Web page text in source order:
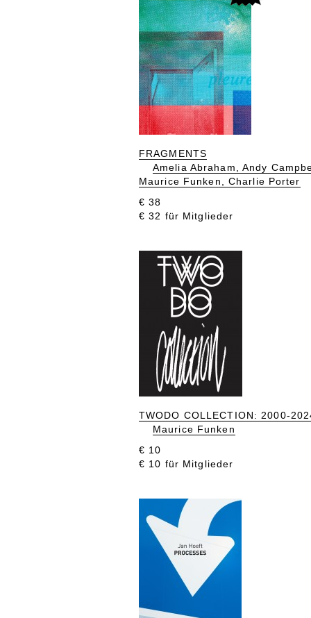
FRAGMENTS
Amelia Abraham, Andy
Maurice Funken, Charlie Porter
€ 38
€ 32 für Mitglieder
TWODO COLLECTION: 2000-
Maurice Funken
€ 10
€ 10 für Mitglieder